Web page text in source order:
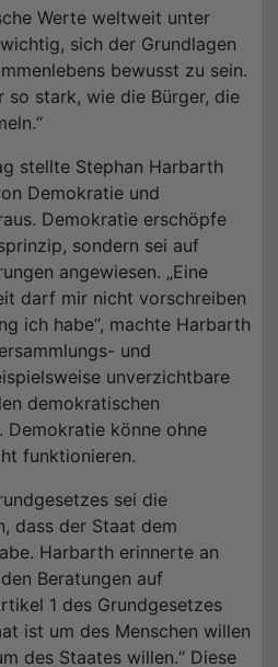
Werte weltweit unter
sich der Grundlagen
bewusst zu sein.
so stark, wie die Bürger, die
stellte Stephan Harbarth
Demokratie und
Demokratie erschöpfe
sondern sei auf
angewiesen. „Eine
darf mir nicht vorschreiben
ich habe“, machte Harbarth
und
unverzichtbare
demokratischen
Demokratie könne ohne
funktionieren.
sei die
dass der Staat dem
Harbarth erinnerte an
Beratungen auf
1 des Grundgesetzes
ist um des Menschen willen
des Staates willen.“ Diese